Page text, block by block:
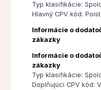
Typ klasifikácie:
Hlavný CPV kód:
Informácie o
zákazky
Informácie o
zákazky
Typ klasifikácie:
Doplňujúci CPV kód: